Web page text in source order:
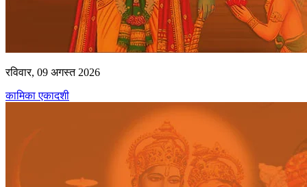
रविवार, 09 अगस्त 2026
कामिका एकादशी